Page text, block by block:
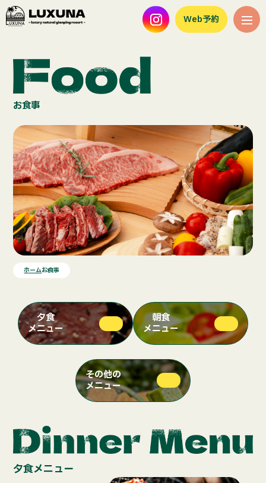
Web予約
お食事
ホームお食事
夕食
メニュー
朝食
メニュー
その他の
メニュー
夕食メニュー